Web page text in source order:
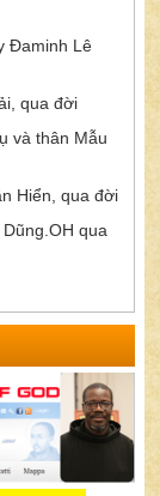
Đaminh Lê
qua đời
và thân Mẫu
Hiển, qua đời
qua